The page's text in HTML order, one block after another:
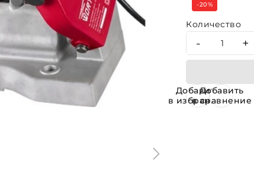
-20%
Количество
- +
Добавить
в избранное
Добавить
в сравнение